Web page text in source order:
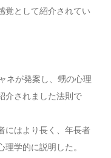
覚として紹介されてい
ネが発案し、甥の心理
介されました法則で
にはより長く、年長者
学的に説明した。